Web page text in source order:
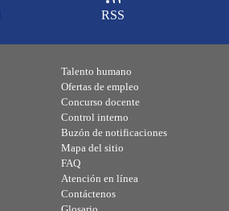
RSS
Talento humano
Ofertas de empleo
Concurso docente
Control interno
Buzón de notificaciones
Mapa del sitio
FAQ
Atención en línea
Contáctenos